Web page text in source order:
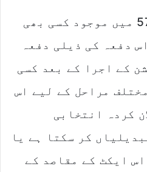
سیکشن 57 میں موجود کسی بھی
دفعہ کی ذیلی دفعہ
کے اجرا کے بعد کسی
مراحل کے لیے اس
کردہ انتخابی
کر سکتا ہے یا
ایکٹ کے مقاصد کے